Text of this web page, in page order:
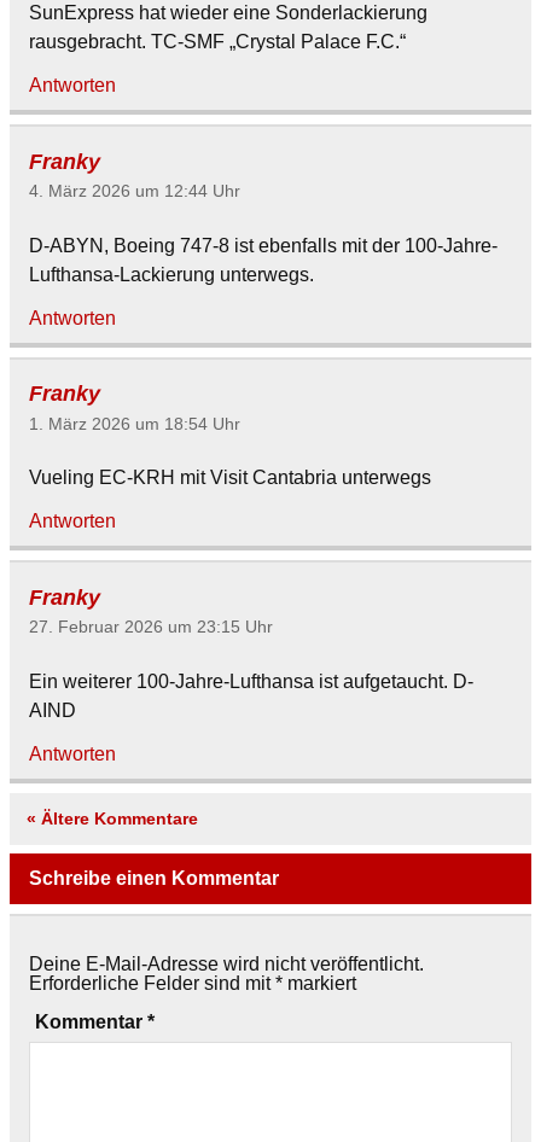
SunExpress hat wieder eine Sonderlackierung
rausgebracht. TC-SMF „Crystal Palace F.C.“
Antworten
Franky
4. März 2026 um 12:44 Uhr
D-ABYN, Boeing 747-8 ist ebenfalls mit der 100-Jahre-
Lufthansa-Lackierung unterwegs.
Antworten
Franky
1. März 2026 um 18:54 Uhr
Vueling EC-KRH mit Visit Cantabria unterwegs
Antworten
Franky
27. Februar 2026 um 23:15 Uhr
Ein weiterer 100-Jahre-Lufthansa ist aufgetaucht. D-
AIND
Antworten
« Ältere Kommentare
Schreibe einen Kommentar
Deine E-Mail-Adresse wird nicht veröffentlicht.
Erforderliche Felder sind mit* markiert
Kommentar *